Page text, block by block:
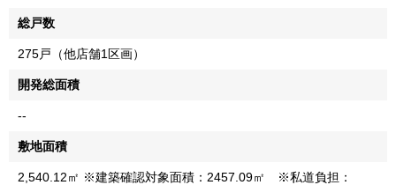
総戸数
275戸（他店舗1区画）
開発総面積
--
敷地面積
2,540.12㎡ ※建築確認対象面積：2457.09㎡ ※私道負担：